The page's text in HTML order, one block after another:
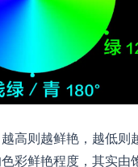
高则越鲜艳，越低则
彩鲜艳程度，其实由